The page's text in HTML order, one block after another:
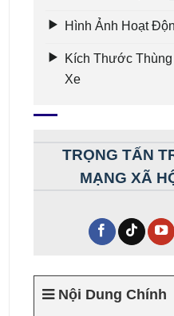
Hình Ảnh Hoạt
Kích Thước Thùng
Xe
TRỌNG TẤN
MẠNG XÃ
Nội Dung Chính